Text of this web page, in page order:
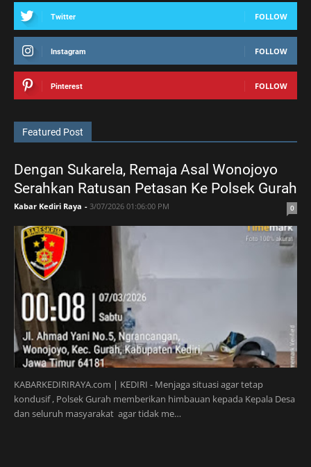
Twitter FOLLOW
Instagram FOLLOW
Pinterest FOLLOW
Featured Post
Dengan Sukarela, Remaja Asal Wonojoyo
Serahkan Ratusan Petasan Ke Polsek Gurah
Kabar Kediri Raya - 3/07/2026 01:06:00 PM 0
KABARKEDIRIRAYA.com | KEDIRI - Menjaga situasi agar tetap
kondusif , Polsek Gurah memberikan himbauan kepada Kepala Desa
dan seluruh masyarakat agar tidak me…